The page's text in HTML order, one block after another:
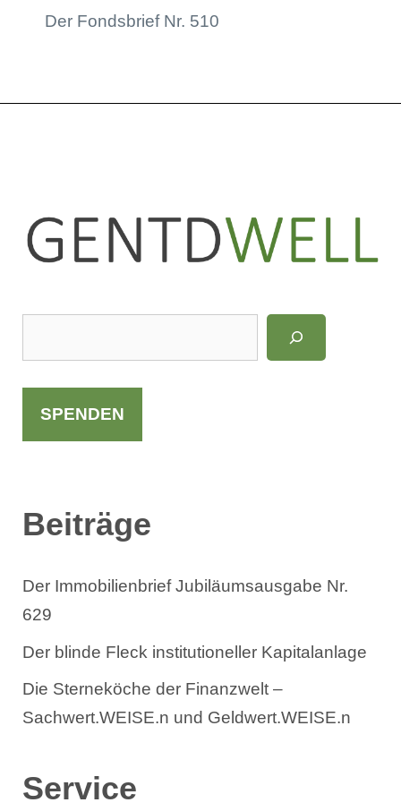
Der Fondsbrief Nr. 510
u
c
e
SPENDEN
Beiträge
Der Immobilienbrief Jubiläumsausgabe Nr.
629
Der blinde Fleck institutioneller Kapitalanlage
Die Sterneköche der Finanzwelt –
Sachwert.WEISE.n und Geldwert.WEISE.n
Service